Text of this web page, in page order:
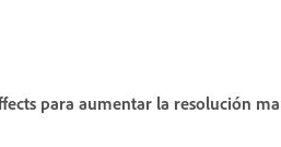
para aumentar la resolución